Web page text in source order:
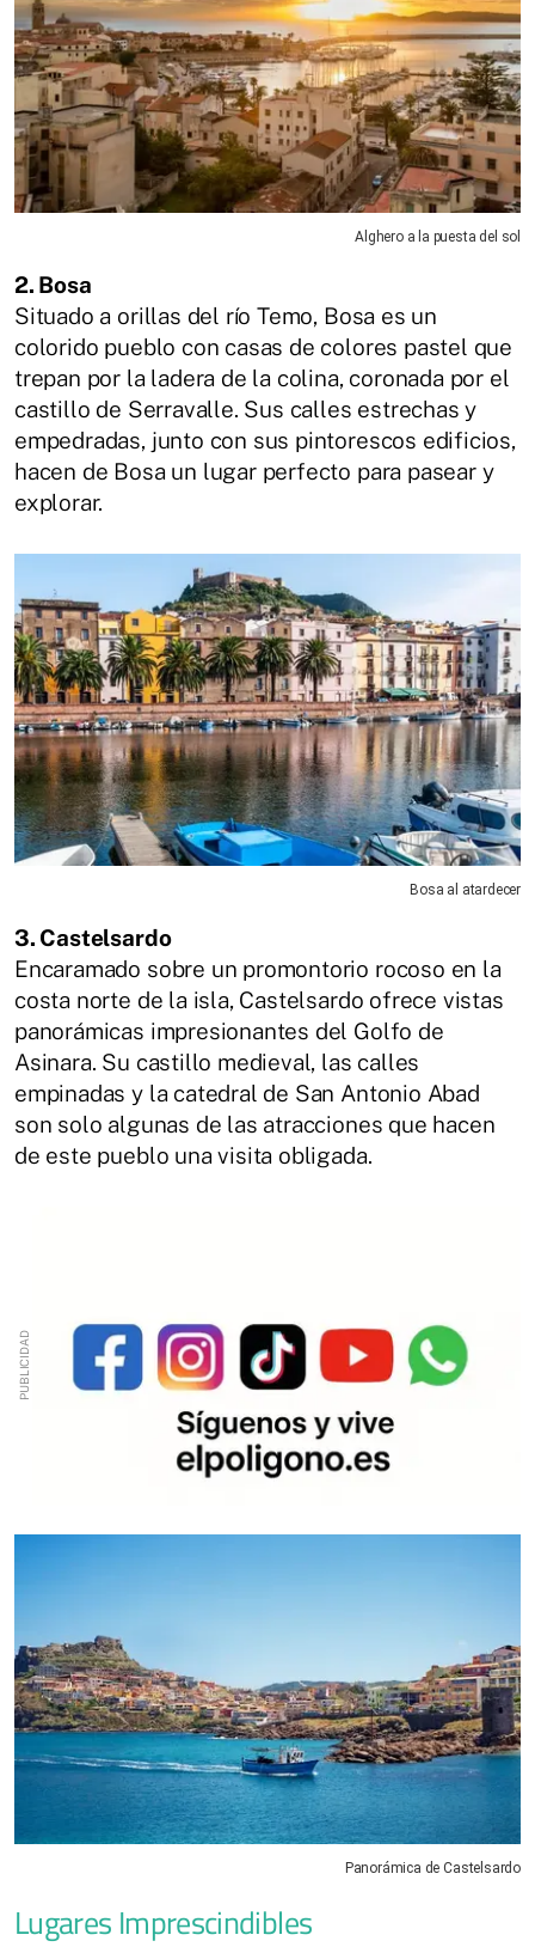
Alghero a la puesta del sol
2. Bosa
Situado a orillas del río Temo, Bosa es un
colorido pueblo con casas de colores pastel que
trepan por la ladera de la colina, coronada por el
castillo de Serravalle. Sus calles estrechas y
empedradas, junto con sus pintorescos edificios,
hacen de Bosa un lugar perfecto para pasear y
explorar.
Bosa al atardecer
3. Castelsardo
Encaramado sobre un promontorio rocoso en la
costa norte de la isla, Castelsardo ofrece vistas
panorámicas impresionantes del Golfo de
Asinara. Su castillo medieval, las calles
empinadas y la catedral de San Antonio Abad
son solo algunas de las atracciones que hacen
de este pueblo una visita obligada.
Panorámica de Castelsardo
Lugares Imprescindibles